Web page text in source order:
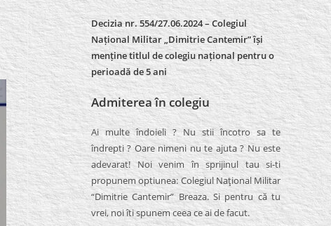
Decizia nr. 554/27.06.2024 – Colegiul
Național Militar „Dimitrie Cantemir” își
menține titlul de colegiu național pentru o
perioadă de 5 ani
Admiterea în colegiu
Ai multe îndoieli ? Nu stii încotro sa te
îndrepti ? Oare nimeni nu te ajuta ? Nu este
adevarat! Noi venim în sprijinul tau si-ti
propunem optiunea: Colegiul Naţional Militar
“Dimitrie Cantemir” Breaza. Si pentru că tu
vrei, noi îti spunem ceea ce ai de facut.